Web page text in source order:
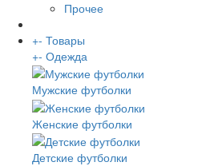
Прочее
+- Товары
+- Одежда
Мужские футболки
Женские футболки
Детские футболки